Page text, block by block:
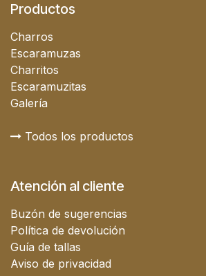
Productos
Charros
Escaramuzas
Charritos
Escaramuzitas
Galería
Todos los productos
Atención al cliente
Buzón de sugerencias
Política de devolución
Guía de tallas
Aviso de privacidad